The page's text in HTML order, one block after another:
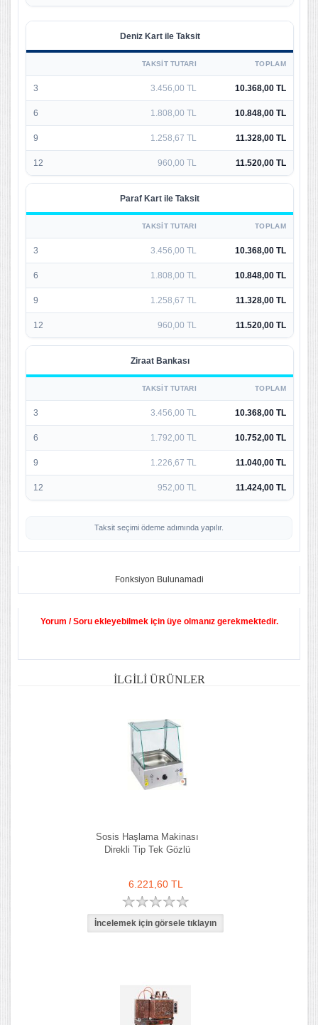
Deniz Kart ile Taksit
TAKSIT TUTARI TOPLAM
3 3.456,00 TL 10.368,00 TL
6 1.808,00 TL 10.848,00 TL
9 1.258,67 TL 11.328,00 TL
12 960,00 TL 11.520,00 TL
Paraf Kart ile Taksit
TAKSIT TUTARI TOPLAM
3 3.456,00 TL 10.368,00 TL
6 1.808,00 TL 10.848,00 TL
9 1.258,67 TL 11.328,00 TL
12 960,00 TL 11.520,00 TL
Ziraat Bankası
TAKSIT TUTARI TOPLAM
3 3.456,00 TL 10.368,00 TL
6 1.792,00 TL 10.752,00 TL
9 1.226,67 TL 11.040,00 TL
12 952,00 TL 11.424,00 TL
Taksit seçimi ödeme adımında yapılır.
Fonksiyon Bulunamadi
Yorum / Soru ekleyebilmek için üye olmanız gerekmektedir.
İLGILI ÜRÜNLER
Sosis Haşlama Makinası
Direkli Tip Tek Gözlü
6.221,60 TL